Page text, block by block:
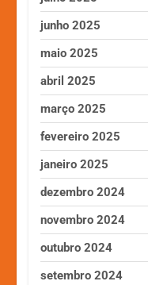
junho 2025
maio 2025
abril 2025
março 2025
fevereiro 2025
janeiro 2025
dezembro 2024
novembro 2024
outubro 2024
setembro 2024